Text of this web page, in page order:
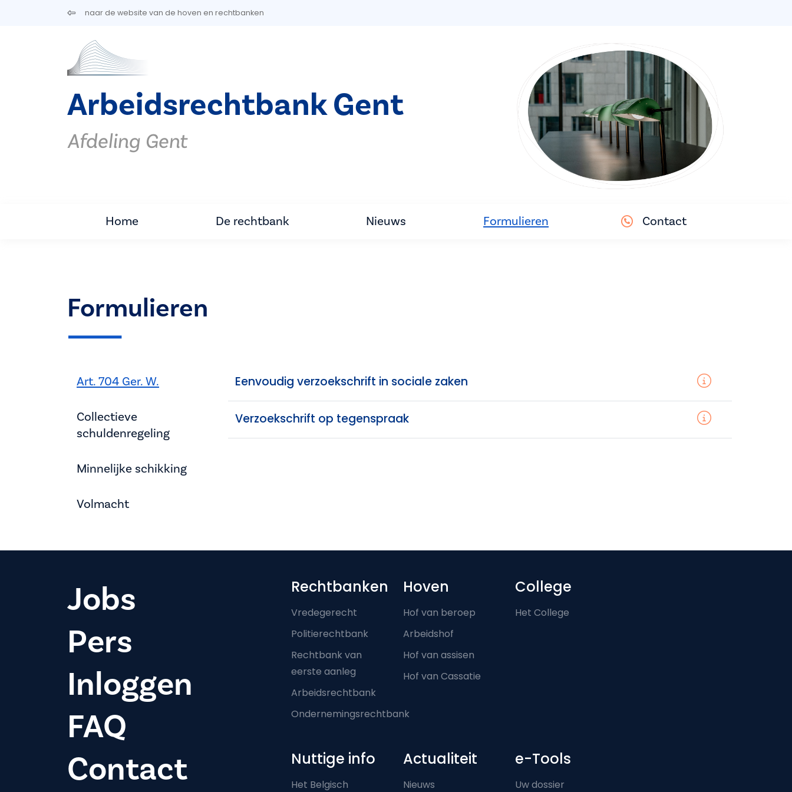
Overslaan en naar de inhoud gaannaar de website van de hoven en rechtbanken
Arbeidsrechtbank Gent
Afdeling Gent
Home De rechtbank Nieuws Formulieren Contact
Formulieren
Art. 704 Ger. W.
Collectieve
schuldenregeling
Minnelijke schikking
Volmacht
Eenvoudig verzoekschrift in sociale zaken
Verzoekschrift op tegenspraak
Jobs
Pers
Inloggen
FAQ
Contact
Footer-menu
Rechtbanken
Vredegerecht
Politierechtbank
Rechtbank van
eerste aanleg
Arbeidsrechtbank
Ondernemingsrechtbank
Hoven
Hof van beroep
Arbeidshof
Hof van assisen
Hof van Cassatie
College
Het College
Nuttige info
Het Belgisch
Actualiteit
Nieuws
e-Tools
Uw dossier